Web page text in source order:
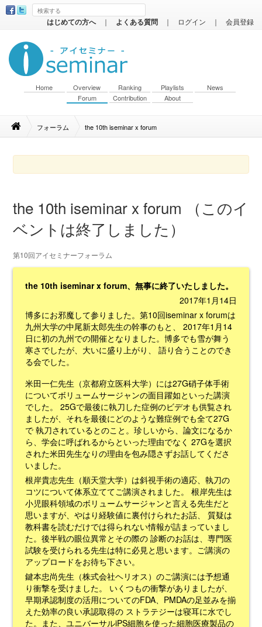
はじめての方へ ｜ よくある質問 ｜ ログイン ｜ 会員登録
Home Overview Ranking Playlists
News
Forum
Contribution About
フォーラム the 10th iseminar x forum
the 10th iseminar x forum （このイ
ベントは終了しました）
第10回アイセミナーフォーラム
the 10th iseminar x forum、無事に終了いたしました。
2017年1月14日
博多にお邪魔して参りました。第10回iseminar x forumは
九州大学の中尾新太郎先生の幹事のもと、 2017年1月14
日に初の九州での開催となりました。博多でも雪が舞う
寒さでしたが、大いに盛り上がり、 語り合うことのでき
る会でした。
米田一仁先生（京都府立医科大学）には27G硝子体手術
についてボリュームサージャンの面目躍如といった講演
でした。 25Gで最後に執刀した症例のビデオも供覧され
ましたが、それを最後にどのような難症例でも全て27G
で 執刀されているとのこと。珍しいから、論文になるか
ら、学会に呼ばれるからといった理由でなく 27Gを選択
された米田先生なりの理由を包み隠さずお話してくださ
いました。
根岸貴志先生（順天堂大学）は斜視手術の適応、執刀の
コツについて体系立ててご講演されました。 根岸先生は
小児眼科領域のボリュームサージャンと言える先生だと
思いますが、やはり経験値に裏付けられたお話、 質疑は
教科書を読むだけでは得られない情報が詰まっていまし
た。後半戦の眼位異常とその際の 診断のお話は、専門医
試験を受けられる先生は特に必見と思います。ご講演の
アップロードをお待ち下さい。
鍵本忠尚先生（株式会社ヘリオス）のご講演には予想通
り衝撃を受けました。 いくつもの衝撃がありましたが、
早期承認制度の活用についてのFDA、PMDAの足並みを揃
えた効率の良い承認取得の ストラテジーは寝耳に水でし
た。また、ユニバーサルiPS細胞を使った細胞医療製品の